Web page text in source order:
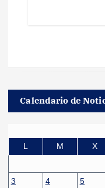
Calendario de
L
M X
3
4 5